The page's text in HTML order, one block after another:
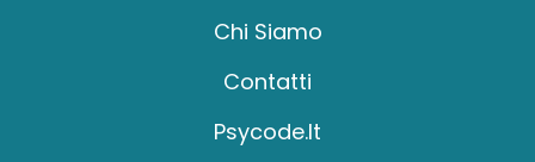
Chi Siamo
Contatti
Psycode.it